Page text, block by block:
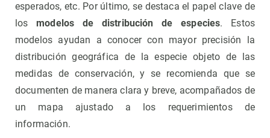
esperados, etc. Por último, se destaca el papel clave de
losmodelos de distribución de especies. Estos
modelos ayudan a conocer con mayor precisión la
distribución geográfica de la especie objeto de las
medidas de conservación, y se recomienda que se
documenten de manera clara y breve, acompañados de
un mapa ajustado a los requerimientos de
información.